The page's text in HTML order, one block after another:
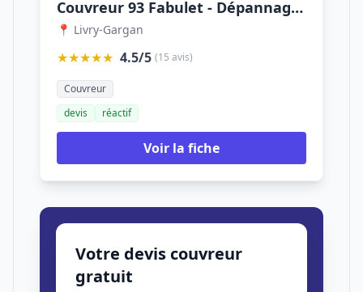
Couvreur 93 Fabulet - Dépannage toiture - Réparation toiture - Intervention rapide 24h/24
📍 Livry-Gargan
★★★★★ 4.5/5 (15 avis)
Couvreur
devis
réactif
Voir la fiche
Votre devis couvreur
gratuit